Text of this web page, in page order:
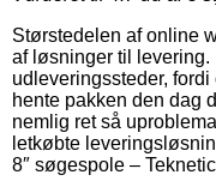
Størstedelen af online
af løsninger til
udleveringssteder,
hente pakken den dag
nemlig ret så
letkøbte
8″ søgespole –